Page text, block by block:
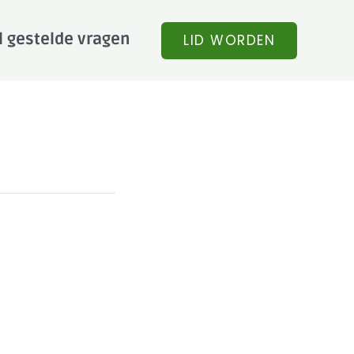
gestelde vragen LID WORDEN